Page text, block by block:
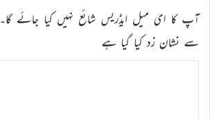
آپ کا ای میل ایڈریس شائع نہیں کیا جائے گا۔
سے نشان زد کیا گیا ہے